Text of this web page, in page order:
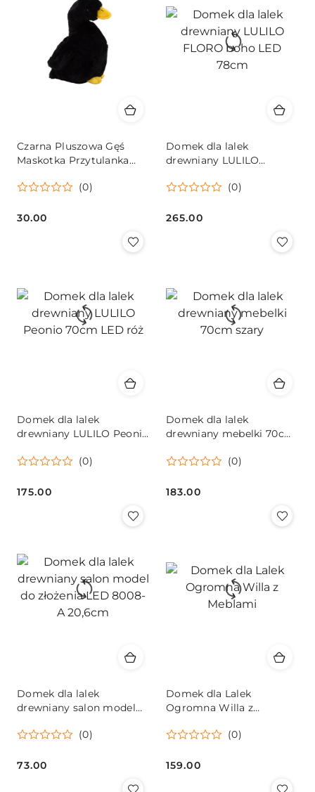
Czarna Pluszowa Gęś
Maskotka Przytulanka
(0)
Cena:
30.00
Domek dla lalek
drewniany LULILO
(0)
Cena:
265.00
Domek dla lalek
drewniany LULILO Peonio
(0)
Cena:
175.00
Domek dla lalek
drewniany mebelki 70cm
(0)
Cena:
183.00
Domek dla lalek
drewniany salon model
20,6cm
(0)
Cena:
73.00
Domek dla Lalek
Ogromna Willa z
(0)
Cena:
159.00